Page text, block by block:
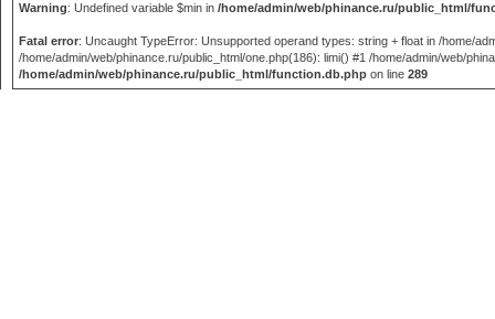
Warning: Undefined variable $min in /home/admin/web/phinance.ru/public_html/
Fatal error: Uncaught TypeError: Unsupported operand types: string + float in /home/
/home/admin/web/phinance.ru/public_html/one.php(186): limi() #1 /home/admin/web/
/home/admin/web/phinance.ru/public_html/function.db.php on line 289